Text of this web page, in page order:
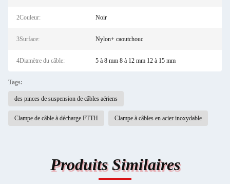
2Couleur: Noir
3Surface: Nylon+ caoutchouc
4Diamètre du câble: 5 à 8 mm 8 à 12 mm 12 à 15 mm
Tags:
des pinces de suspension de câbles aériens
Clampe de câble à décharge FTTH Clampe à câbles en acier inoxydable
Produits Similaires